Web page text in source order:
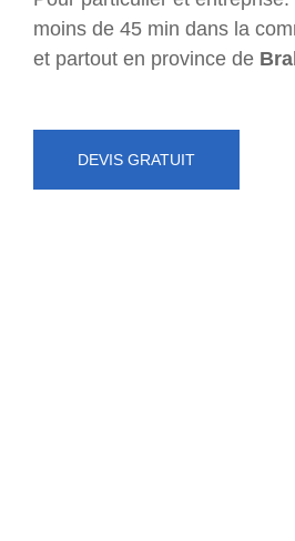
moins de 45 min dans la
et partout en province de
DEVIS GRATUIT